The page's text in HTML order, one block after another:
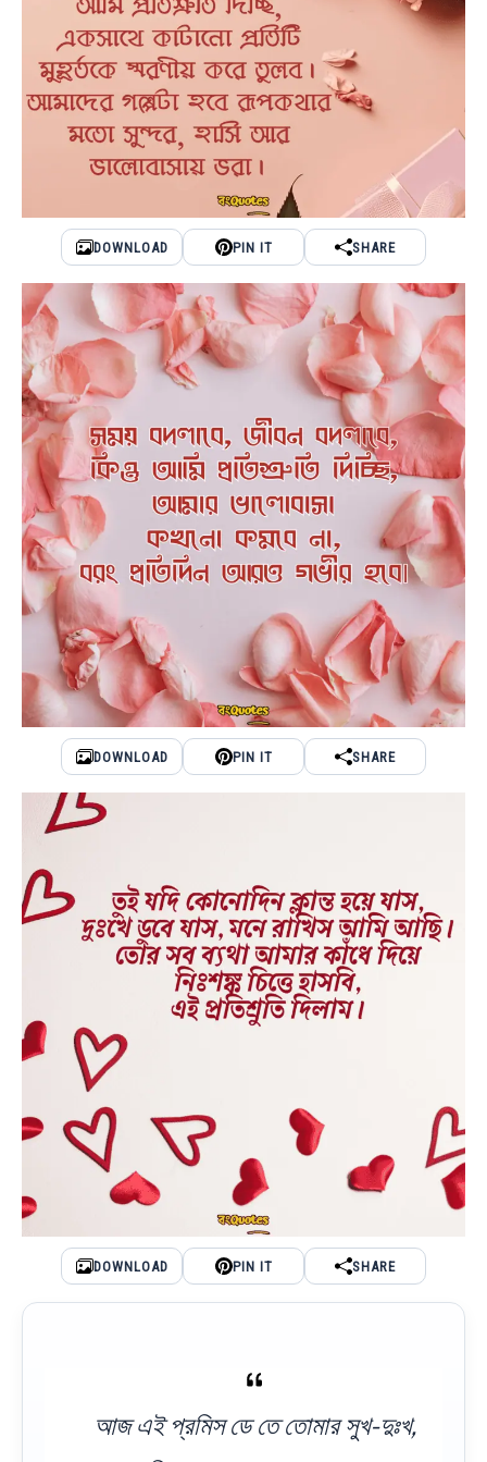
DOWNLOAD PIN IT SHARE
DOWNLOAD PIN IT SHARE
DOWNLOAD PIN IT SHARE
আজ এই প্রমিস ডে তে তোমার সুখ-দুঃখ,